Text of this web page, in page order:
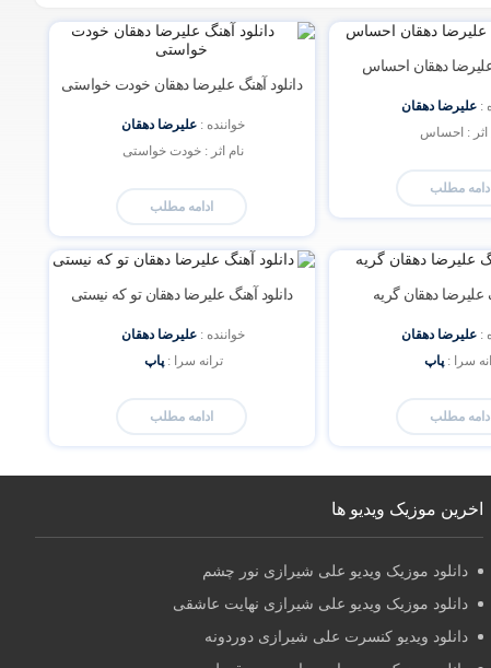
علیرضا دهقان احساس
: علیرضا دهقان
اثر : احساس
ادامه مطلب
دانلود آهنگ علیرضا دهقان خودت خواستی
خواننده : علیرضا دهقان
نام اثر : خودت خواستی
ادامه مطلب
علیرضا دهقان گریه
: علیرضا دهقان
سرا : پاپ
ادامه مطلب
دانلود آهنگ علیرضا دهقان تو که نیستی
خواننده : علیرضا دهقان
ترانه سرا : پاپ
ادامه مطلب
اخرین موزیک ویدیو ها
دانلود موزیک ویدیو علی شیرازی نور چشم
دانلود موزیک ویدیو علی شیرازی نهایت عاشقی
دانلود ویدیو کنسرت علی شیرازی دوردونه